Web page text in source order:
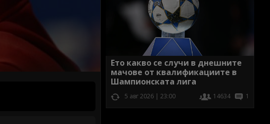
Ето какво се случи в днешните
мачове от квалификациите в
Шампионската лига
5 авг 2026 | 23:00 14634 1